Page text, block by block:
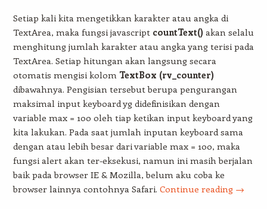
Setiap kali kita mengetikkan karakter atau angka di
TextArea, maka fungsi javascript countText() akan selalu
menghitung jumlah karakter atau angka yang terisi pada
TextArea. Setiap hitungan akan langsung secara
otomatis mengisi kolom TextBox (rv_counter)
dibawahnya. Pengisian tersebut berupa pengurangan
maksimal input keyboard yg didefinisikan dengan
variable max = 100 oleh tiap ketikan input keyboard yang
kita lakukan. Pada saat jumlah inputan keyboard sama
dengan atau lebih besar dari variable max = 100, maka
fungsi alert akan ter-eksekusi, namun ini masih berjalan
baik pada browser IE & Mozilla, belum aku coba ke
browser lainnya contohnya Safari. Continue reading →